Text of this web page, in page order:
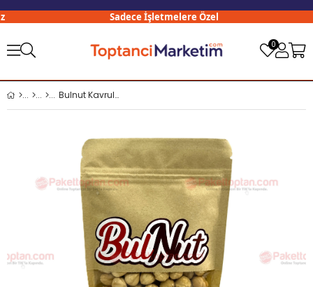
Sadece İşletmelere Özel
0
Bulnut Kavrulmuş İç Fındık 100 Gr Giresun Kalite x5 li Paket